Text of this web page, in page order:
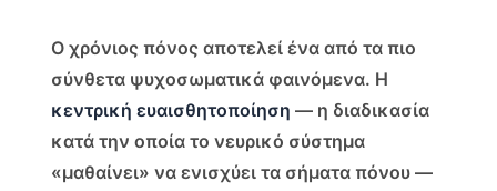
Ο χρόνιος πόνος αποτελεί ένα από τα πιο
σύνθετα ψυχοσωματικά φαινόμενα. Η
κεντρική ευαισθητοποίηση — η διαδικασία
κατά την οποία το νευρικό σύστημα
«μαθαίνει» να ενισχύει τα σήματα πόνου —